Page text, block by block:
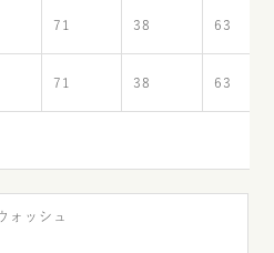
71 38 63
71 38 63
ォッシュ